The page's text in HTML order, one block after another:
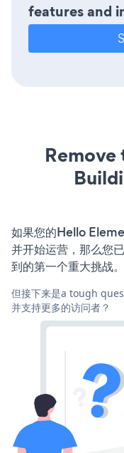
features and
如果您的Hello
并开始运营，那么您
到的第一个重大挑战
但接下来是a tough
并支持更多的访问者？